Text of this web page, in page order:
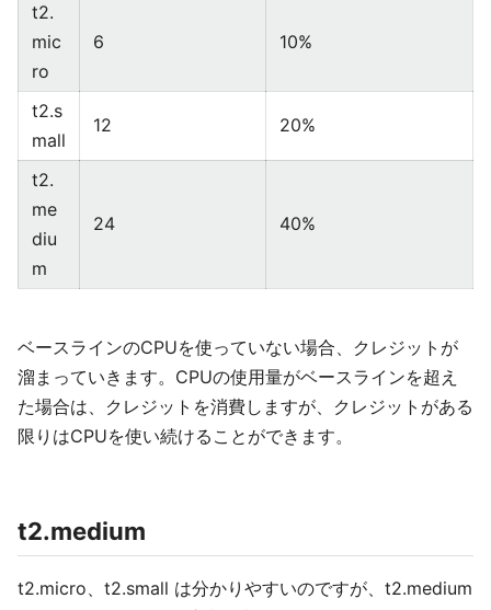
t2.
mic
ro
6 10%
t2.s
mall
12 20%
t2.
me
diu
m
24 40%
ベースラインのCPUを使っていない場合、クレジットが
溜まっていきます。CPUの使用量がベースラインを超え
た場合は、クレジットを消費しますが、クレジットがある
限りはCPUを使い続けることができます。
t2.medium
t2.micro、t2.small は分かりやすいのですが、t2.medium